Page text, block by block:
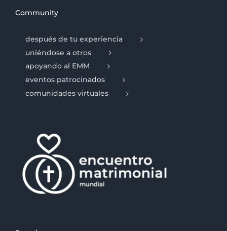
Community
después de tu experiencia
uniéndose a otros
apoyando al EMM
eventos patrocinados
comunidades virtuales